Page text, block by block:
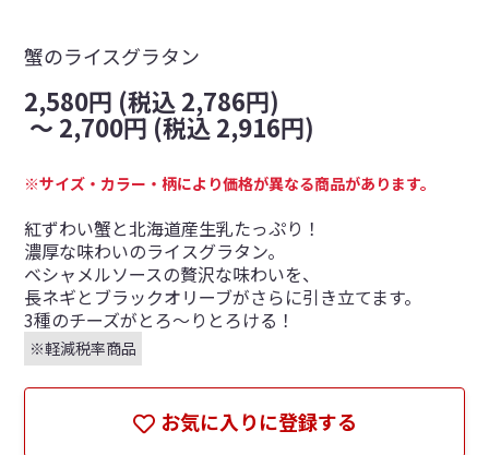
蟹のライスグラタン
2,580円 (税込 2,786円)
～ 2,700円 (税込 2,916円)
※サイズ・カラー・柄により価格が異なる商品があります。
紅ずわい蟹と北海道産生乳たっぷり！
濃厚な味わいのライスグラタン。
ベシャメルソースの贅沢な味わいを、
長ネギとブラックオリーブがさらに引き立てます。
3種のチーズがとろ～りとろける！
※軽減税率商品
お気に入りに登録する